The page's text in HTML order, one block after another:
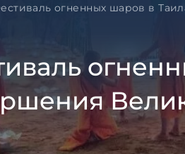
огненных шаров в